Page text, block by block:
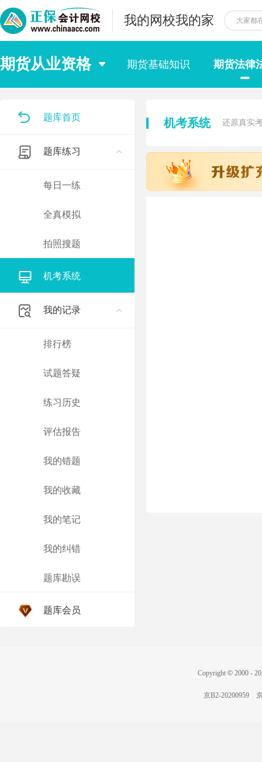
我的网校我的家
期货从业资格 期货基础知识 期货法律
题库首页
题库练习
每日一练
全真模拟
拍照搜题
机考系统
我的记录
排行榜
试题答疑
练习历史
评估报告
我的错题
我的收藏
我的笔记
我的纠错
题库勘误
题库会员
机考系统 还原真实